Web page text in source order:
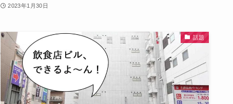
2023年1月30日
話題